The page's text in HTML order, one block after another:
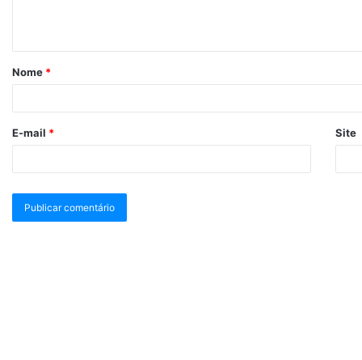
Nome *
E-mail * Site